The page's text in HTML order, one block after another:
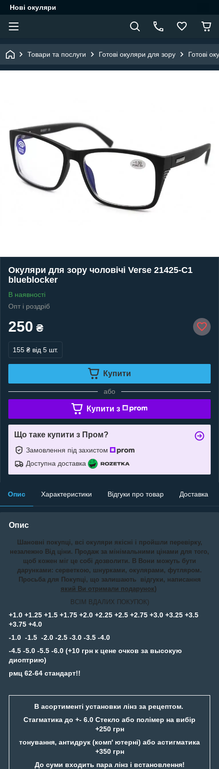
Нові окуляри
Товари та послуги Готові окуляри для зору Готові
Окуляри для зору чоловічі Verse 21425-C1
blueblocker
В наявності
Опт і роздріб
250 ₴
155 ₴ від 5 шт.
Купити
або
Купити з
Що таке купити з Пром?
Замовлення під захистом
Доступна доставка
Опис Характеристики Відгуки про товар Доставка
Опис
Шановні покупці, всі окуляри якісні і пройшли перевірку,
незалежно Від ціни. Продаж за мінімальними цінами для того,
щоб кожен міг це собі дозволити. В Вони можуть бути
дарунками: серветкою, шнурками, окулярами, футляром.
Просьба для Покупці, що залишають відгуки, написання
який Ви отримали подарунок)
ВСІМ ВДАЛИХ ПОКУПОК)
+1.0 +1.25 +1.5 +1.75 +2.0 +2.25 +2.5 +2.75 +3.0 +3.25 +3.5
+3.75 +4.0
-1.0 -1.5 -2.0 -2.5 -3.0 -3.5 -4.0
-4.5 -5.0 -5.5 -6.0 (+10 грн к цене очков за высокую
диоптрию)
рмц 62-64 стандарт!!
В асортименті установки лінз за рецептом.
Стагматика до +- 6.0 Стекло або полімер на вибір
+250 грн
тонування, антидрук (комп' ютерні) або астигматика
+350 грн
До суми входить пара лінз і встановлення!